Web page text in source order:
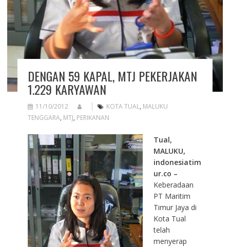
DENGAN 59 KAPAL, MTJ PEKERJAKAN
1.229 KARYAWAN
11/10/2012 KOTA TUAL, MALUKU
TENGGARA, MTJ, PERIKANAN
Tual,
MALUKU,
indonesiatim
ur.co –
Keberadaan
PT Maritim
Timur Jaya di
Kota Tual
telah
menyerap